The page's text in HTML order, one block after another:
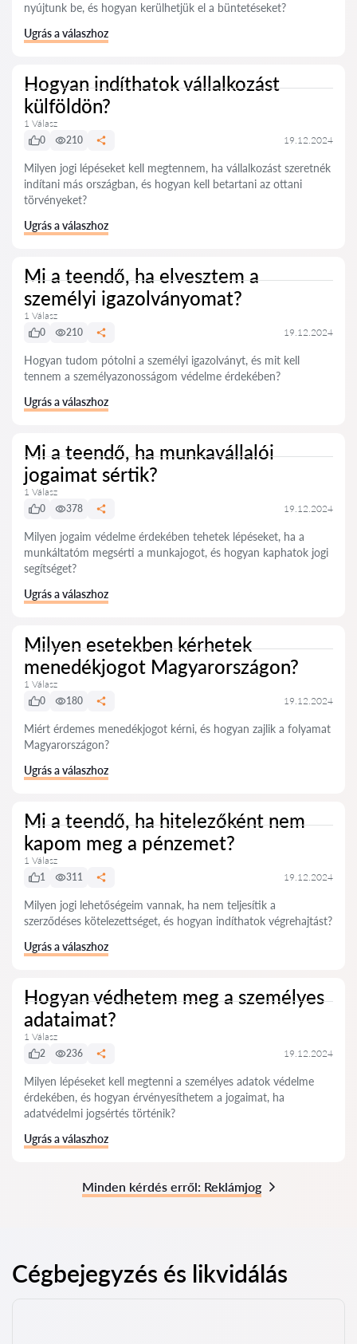
nyújtunk be, és hogyan kerülhetjük el a büntetéseket?
Ugrás a válaszhoz
Hogyan indíthatok vállalkozást
külföldön?
1 Válasz
0
210 19.12.2024
Milyen jogi lépéseket kell megtennem, ha vállalkozást szeretnék
indítani más országban, és hogyan kell betartani az ottani
törvényeket?
Ugrás a válaszhoz
Mi a teendő, ha elvesztem a
személyi igazolványomat?
1 Válasz
0
210 19.12.2024
Hogyan tudom pótolni a személyi igazolványt, és mit kell
tennem a személyazonosságom védelme érdekében?
Ugrás a válaszhoz
Mi a teendő, ha munkavállalói
jogaimat sértik?
1 Válasz
0
378 19.12.2024
Milyen jogaim védelme érdekében tehetek lépéseket, ha a
munkáltatóm megsérti a munkajogot, és hogyan kaphatok jogi
segítséget?
Ugrás a válaszhoz
Milyen esetekben kérhetek
menedékjogot Magyarországon?
1 Válasz
0
180 19.12.2024
Miért érdemes menedékjogot kérni, és hogyan zajlik a folyamat
Magyarországon?
Ugrás a válaszhoz
Mi a teendő, ha hitelezőként nem
kapom meg a pénzemet?
1 Válasz
1
311 19.12.2024
Milyen jogi lehetőségeim vannak, ha nem teljesítik a
szerződéses kötelezettséget, és hogyan indíthatok végrehajtást?
Ugrás a válaszhoz
Hogyan védhetem meg a személyes
adataimat?
1 Válasz
2
236 19.12.2024
Milyen lépéseket kell megtenni a személyes adatok védelme
érdekében, és hogyan érvényesíthetem a jogaimat, ha
adatvédelmi jogsértés történik?
Ugrás a válaszhoz
Minden kérdés erről: Reklámjog
Cégbejegyzés és likvidálás